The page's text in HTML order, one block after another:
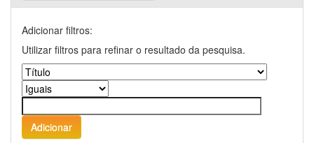
Adicionar filtros:
Utilizar filtros para refinar o resultado da pesquisa.